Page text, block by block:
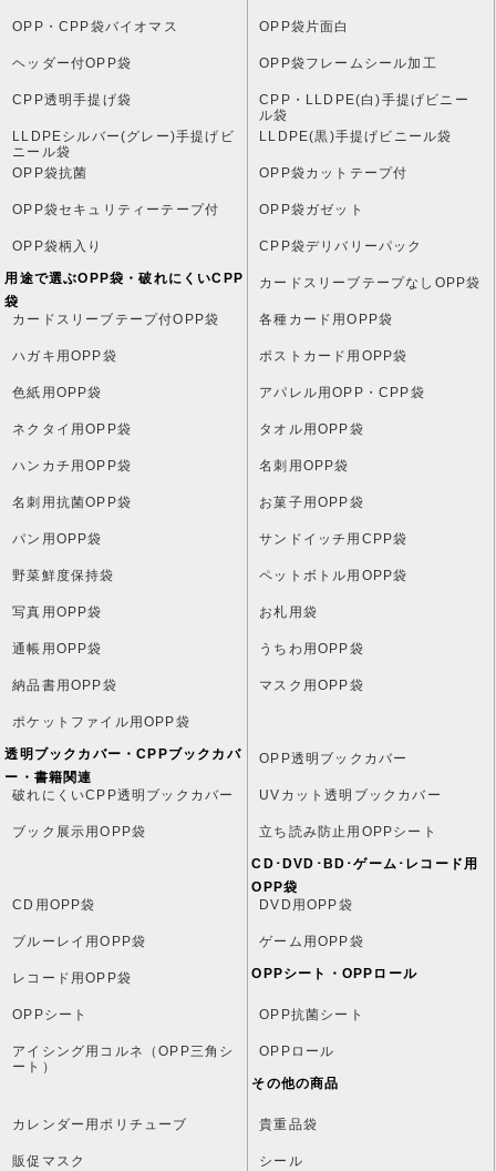
OPP・CPP袋バイオマス OPP袋片面白
ヘッダー付OPP袋 OPP袋フレームシール加工
CPP透明手提げ袋
CPP・LLDPE(白)手提げビニー
ル袋
LLDPEシルバー(グレー)手提げビ
ニール袋
LLDPE(黒)手提げビニール袋
OPP袋抗菌 OPP袋カットテープ付
OPP袋セキュリティーテープ付 OPP袋ガゼット
OPP袋柄入り CPP袋デリバリーパック
用途で選ぶOPP袋・破れにくいCPP
袋
カードスリーブテープなしOPP袋
カードスリーブテープ付OPP袋 各種カード用OPP袋
ハガキ用OPP袋 ポストカード用OPP袋
色紙用OPP袋 アパレル用OPP・CPP袋
ネクタイ用OPP袋 タオル用OPP袋
ハンカチ用OPP袋 名刺用OPP袋
名刺用抗菌OPP袋 お菓子用OPP袋
パン用OPP袋 サンドイッチ用CPP袋
野菜鮮度保持袋 ペットボトル用OPP袋
写真用OPP袋 お札用袋
通帳用OPP袋 うちわ用OPP袋
納品書用OPP袋 マスク用OPP袋
ポケットファイル用OPP袋
透明ブックカバー・CPPブックカバ
ー・書籍関連
OPP透明ブックカバー
破れにくいCPP透明ブックカバー UVカット透明ブックカバー
ブック展示用OPP袋 立ち読み防止用OPPシート
CD･DVD･BD･ゲーム･レコード用
OPP袋
CD用OPP袋
DVD用OPP袋
ブルーレイ用OPP袋 ゲーム用OPP袋
レコード用OPP袋 OPPシート・OPPロール
OPPシート OPP抗菌シート
アイシング用コルネ（OPP三角シ
ート）
OPPロール
その他の商品
カレンダー用ポリチューブ 貴重品袋
販促マスク シール